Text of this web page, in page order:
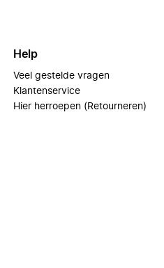
Help
Veel gestelde vragen
Klantenservice
Hier herroepen (Retourneren)